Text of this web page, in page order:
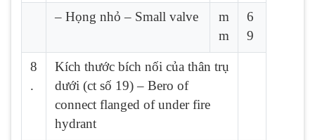
– Họng nhỏ – Small valve
m
m
6
9
8
.
Kích thước bích nối của thân trụ
dưới (ct số 19) – Bero of
connect flanged of under fire
hydrant